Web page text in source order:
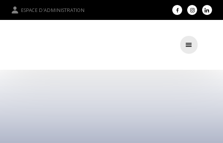
ESPACE D'ADMINISTRATION